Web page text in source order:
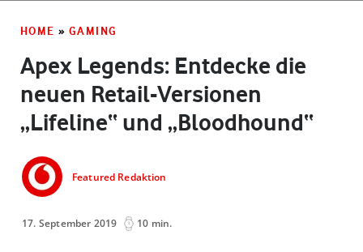
HOME » GAMING
Apex Legends: Entdecke die
neuen Retail-Versionen
„Lifeline“ und „Bloodhound“
Featured Redaktion
17. September 2019 10 min.